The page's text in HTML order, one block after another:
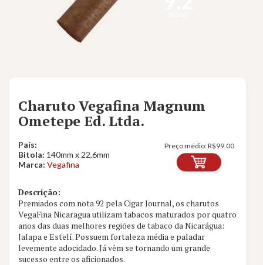
Charuto Vegafina Magnum
Ometepe Ed. Ltda.
País:
Bitola: 140mm x 22,6mm
Marca: Vegafina
Preço médio:R$99.00
Descrição:
Premiados com nota 92 pela Cigar Journal, os charutos
VegaFina Nicaragua utilizam tabacos maturados por quatro
anos das duas melhores regiões de tabaco da Nicarágua:
Jalapa e Estelí. Possuem fortaleza média e paladar
levemente adocidado. Já vêm se tornando um grande
sucesso entre os aficionados.